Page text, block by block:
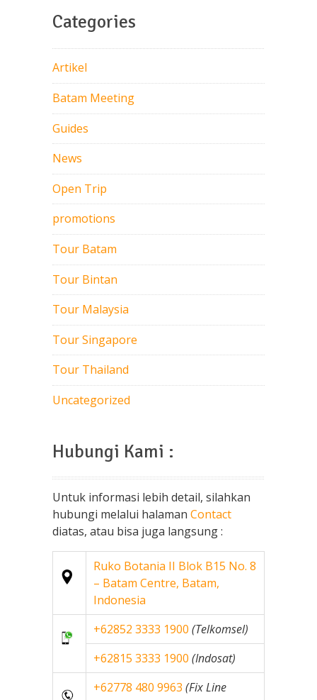
Categories
Artikel
Batam Meeting
Guides
News
Open Trip
promotions
Tour Batam
Tour Bintan
Tour Malaysia
Tour Singapore
Tour Thailand
Uncategorized
Hubungi Kami :
Untuk informasi lebih detail, silahkan
hubungi melalui halaman Contact
diatas, atau bisa juga langsung :
Ruko Botania II Blok B15 No. 8
– Batam Centre, Batam,
Indonesia
+62852 3333 1900 (Telkomsel)
+62815 3333 1900 (Indosat)
+62778 480 9963 (Fix Line